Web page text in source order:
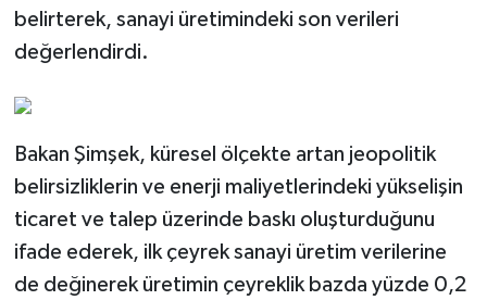
belirterek, sanayi üretimindeki son verileri
değerlendirdi.
Bakan Şimşek, küresel ölçekte artan jeopolitik
belirsizliklerin ve enerji maliyetlerindeki yükselişin
ticaret ve talep üzerinde baskı oluşturduğunu
ifade ederek, ilk çeyrek sanayi üretim verilerine
de değinerek üretimin çeyreklik bazda yüzde 0,2